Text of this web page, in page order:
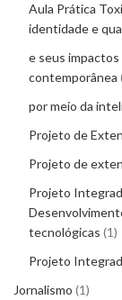
Aula Prática
identidade e
e seus
contemporânea
por meio da
Projeto de
Projeto de
Projeto
tecnológicas 1
Projeto
Jornalismo 1